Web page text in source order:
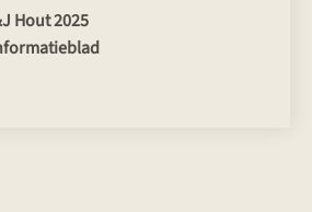
Hout 2025